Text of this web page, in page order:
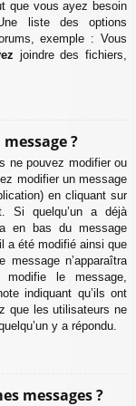
que vous ayez besoin
liste des options
exemple : Vous
joindre des fichiers,
?
ne pouvez modifier ou
modifier un message
en cliquant sur
Si quelqu’un a déjà
en bas du message
a été modifié ainsi que
message n’apparaîtra
le message,
indiquant qu’ils ont
que les utilisateurs ne
y a répondu.
messages ?